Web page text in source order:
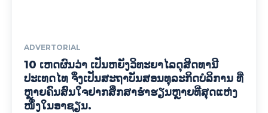
ADVERTORIAL
10 ເຫດຜົນວ່າ ເປັນຫຍັງວິທະຍາໄລດຸສິດທານີ
ປະເທດໄທ ຈຶ່ງເປັນສະຖາບັນສອນທຸລະກິດບໍລິການ ທີ່
ຫຼາຍຄົນສົນໃຈຢາກສຶກສາຮໍ່າຮຽນຫຼາຍທີ່ສຸດແຫ່ງ
ໜຶ່ງໃນອາຊຽນ.